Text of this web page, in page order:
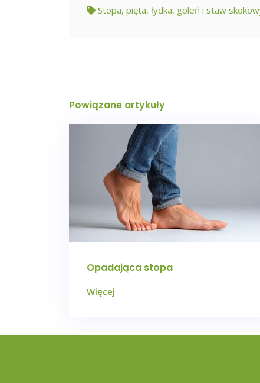
Stopa, pięta, łydka, goleń i staw
Powiązane artykuły
Opadająca stopa
Więcej